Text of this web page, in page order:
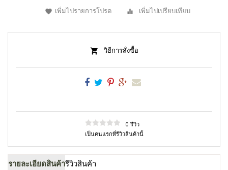
เพิ่มไปรายการโปรด เพิ่มไปเปรียบเทียบ
วิธีการสั่งซื้อ
0 รีวิว
เป็นคนแรกที่รีวิวสินค้านี้
รายละเอียดสินค้ารีวิวสินค้า